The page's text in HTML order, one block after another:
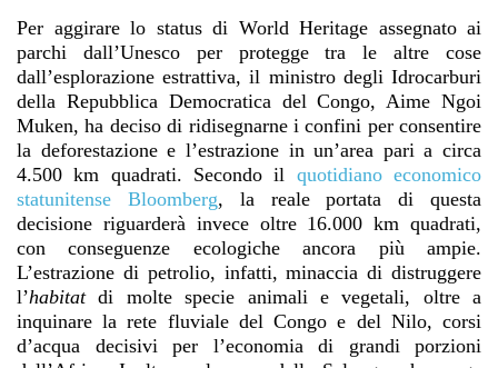
Per aggirare lo status di World Heritage assegnato ai
parchi dall’Unesco per protegge tra le altre cose
dall’esplorazione estrattiva, il ministro degli Idrocarburi
della Repubblica Democratica del Congo, Aime Ngoi
Muken, ha deciso di ridisegnarne i confini per consentire
la deforestazione e l’estrazione in un’area pari a circa
4.500 km quadrati. Secondo il quotidiano economico
statunitense Bloomberg, la reale portata di questa
decisione riguarderà invece oltre 16.000 km quadrati,
con conseguenze ecologiche ancora più ampie.
L’estrazione di petrolio, infatti, minaccia di distruggere
l’habitatdi molte specie animali e vegetali, oltre a
inquinare la rete fluviale del Congo e del Nilo, corsi
d’acqua decisivi per l’economia di grandi porzioni